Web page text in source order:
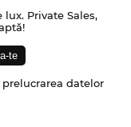
Private Sales,
datelor